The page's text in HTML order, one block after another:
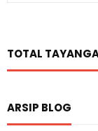
TOTAL
ARSIP BLOG